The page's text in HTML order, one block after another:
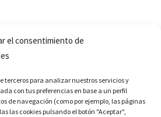
el consentimiento de
terceros para analizar nuestros servicios y
con tus preferencias en base a un perfil
de navegación (como por ejemplo, las páginas
las cookies pulsando el botón "Aceptar",